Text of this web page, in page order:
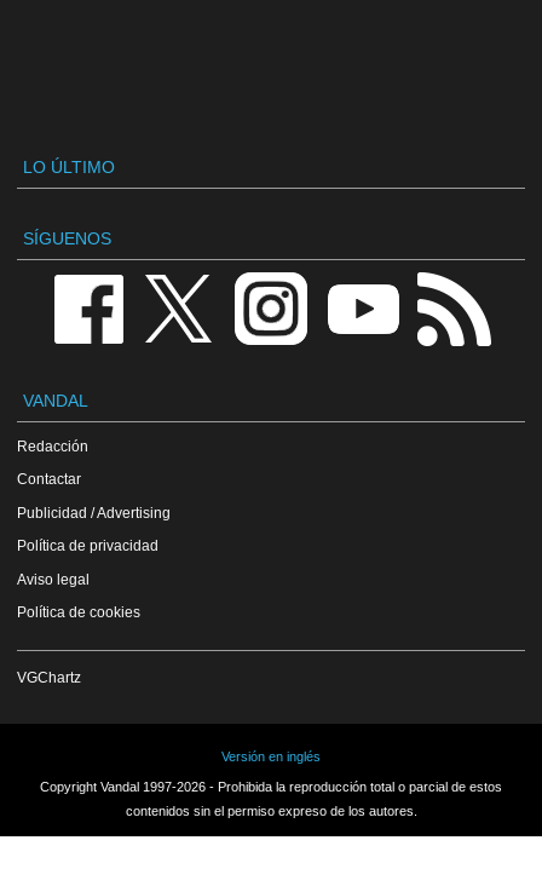
LO ÚLTIMO
SÍGUENOS
VANDAL
Redacción
Contactar
Publicidad / Advertising
Política de privacidad
Aviso legal
Política de cookies
VGChartz
Versión en inglés
Copyright Vandal 1997-2026 - Prohibida la reproducción total o parcial de estos
contenidos sin el permiso expreso de los autores.